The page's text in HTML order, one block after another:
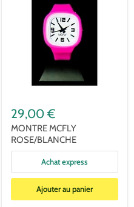
29,00 €
MONTRE MCFLY
ROSE/BLANCHE
Achat express
Ajouter au panier